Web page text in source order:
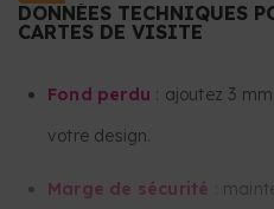
DONNÉES TECHNIQUES
CARTES DE VISITE
Fond perdu : ajoutez 3
votre design.
Marge de sécurité :